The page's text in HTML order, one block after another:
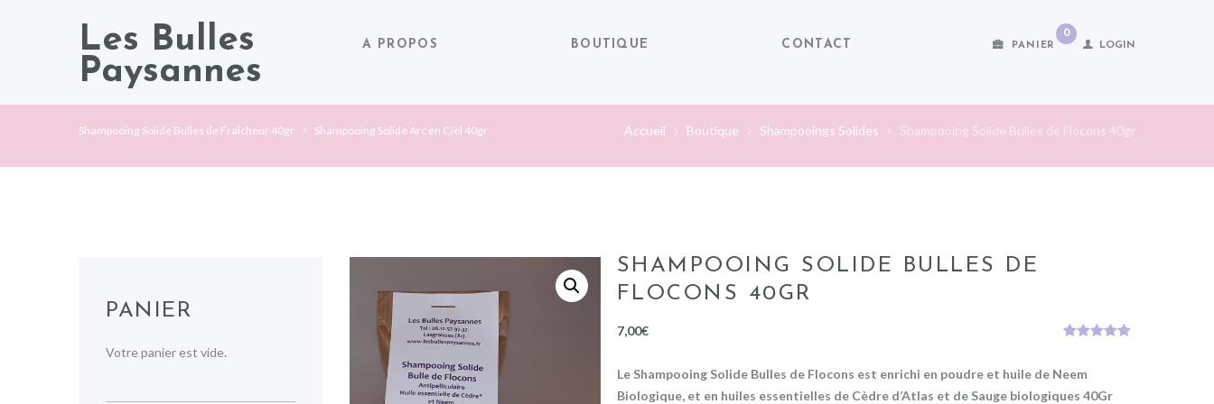
Les Bulles
Paysannes
A PROPOS BOUTIQUE CONTACT LOGIN
PANIER
0
Shampooing Solide Bulles de Fraîcheur 40gr Shampooing Solide Arc en Ciel 40gr Accueil Boutique Shampooings Solides Shampooing Solide Bulles de Flocons 40gr
SHAMPOOING SOLIDE BULLES DE
FLOCONS 40GR
basé sur
client
7,00€
Le Shampooing Solide Bulles de Flocons est enrichi en poudre et huile de Neem
Biologique, et en huiles essentielles de Cèdre d’Atlas et de Sauge biologiques 40Gr
PANIER
Votre panier est vide.